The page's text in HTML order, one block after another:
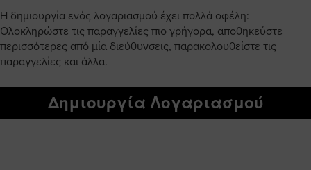
Η δημιουργία ενός λογαριασμού έχει πολλά οφέλη:
Ολοκληρώστε τις παραγγελίες πιο γρήγορα, αποθηκεύστε
περισσότερες από μία διεύθυνσεις, παρακολουθείστε τις
παραγγελίες και άλλα.
Δημιουργία Λογαριασμού